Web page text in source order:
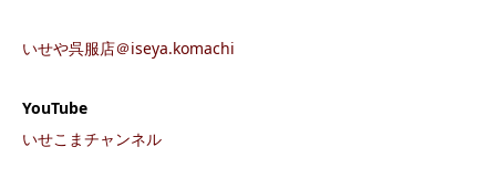
いせや呉服店＠iseya.komachi
YouTube
いせこまチャンネル